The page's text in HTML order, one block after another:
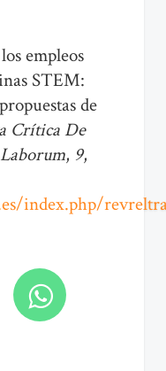
empleos
STEM:
de
Crítica De
, 9,
index.php/